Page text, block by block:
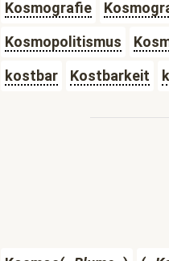
Kosmografie
Kosmopolitismus
kostbar
Kostbarkeit